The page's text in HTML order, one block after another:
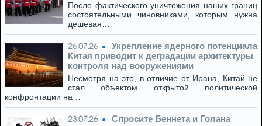
После фактического уничтожения наших границ
состоятельными чиновниками, которым нужна
дешёвая…
26.07.26
Укрепление ядерного потенциала
Китая приводит к деградации архитектуры
контроля над вооружениями
Несмотря на это, в отличие от Ирана, Китай не
стал объектом открытой политической
конфронтации на…
23.07.26 Спросите Беннета и Голана